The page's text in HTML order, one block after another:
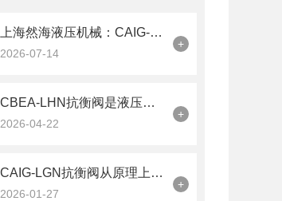
上海然海液压机械：CAIG-LGN抗衡阀的品质之选——实测数据解析
2026-07-14
+
CBEA-LHN抗衡阀是液压系统中的平衡卫士
2026-04-22
+
CAIG-LGN抗衡阀从原理上可分解为以下三个层面
2026-01-27
+